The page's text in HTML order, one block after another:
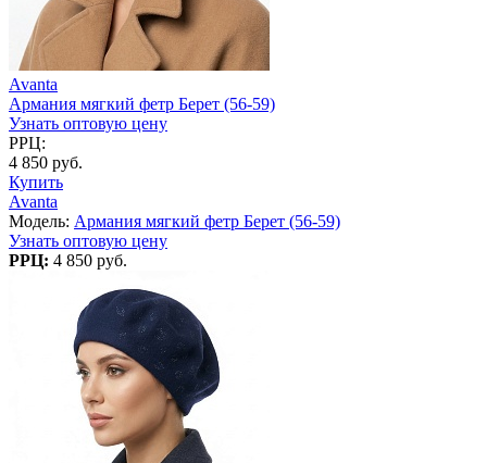
Avanta
Армания мягкий фетр Берет (56-59)
Узнать оптовую цену
РРЦ:
4 850 руб.
Купить
Avanta
Модель: Армания мягкий фетр Берет (56-59)
Узнать оптовую цену
РРЦ: 4 850 руб.